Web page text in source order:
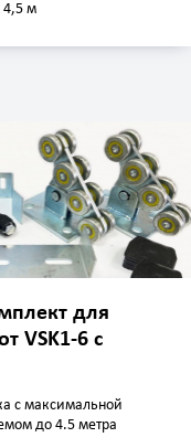
4,5 м
для
VSK1-6 с
с максимальной
до 4.5 метра